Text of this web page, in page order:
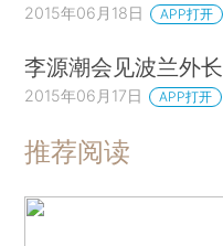
2015年06月18日 APP打开
李源潮会见波兰外长
2015年06月17日 APP打开
推荐阅读